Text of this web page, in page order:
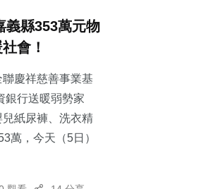
義縣353萬元物
會！
聯慶祥慈善事業基
銀行送暖弱勢家
紙尿褲、洗衣精
萬，今天（5日）